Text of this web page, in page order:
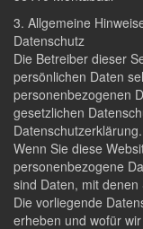
3. Allgemeine
Datenschutz
Die Betreiber dieser
persönlichen Daten
personenbezogenen
gesetzlichen
Datenschutzerklärung.
Wenn Sie diese
personenbezogene
sind Daten, mit
Die vorliegende
erheben und wofür